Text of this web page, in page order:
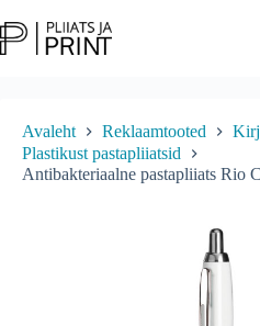
to
content
Avaleht Reklaamtooted
Plastikust pastapliiatsid
Antibakteriaalne pastapliiats Rio